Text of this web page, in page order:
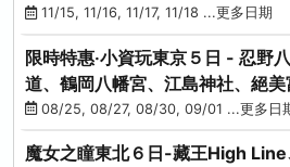
茶體驗、三溪園
11/15, 11/16, 11/17, 11/18 ...更多日期
限時特惠‧小資玩東京５日 - 忍野
道、鶴岡八幡宮、江島神社、絕
08/25, 08/27, 08/30, 09/01 ...更多日
魔女之瞳東北６日-藏王High